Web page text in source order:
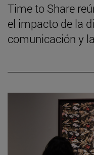
Time to Share
el impacto de la
comunicación y